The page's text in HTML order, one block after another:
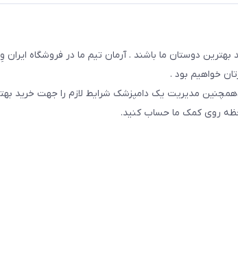
دوستان ما باشند . آرمان تیم ما در فروشگاه
خواهیم بود .
مدیریت یک دامپزشک شرایط لازم را جهت خرید
روی کمک ما حساب کنید.